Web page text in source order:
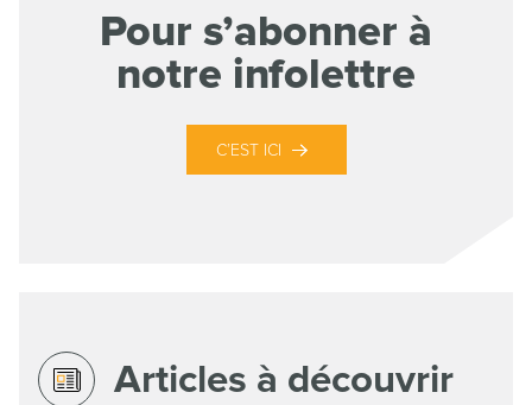
Pour s’abonner à
notre infolettre
C’EST ICI
Articles à découvrir